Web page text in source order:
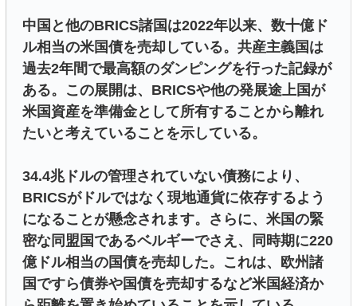
中国と他のBRICS諸国は2022年以来、数十億ド
ル相当の米国債を売却している。共産主義国は
過去2年間で最高額のダンピングを行った記録が
ある。この展開は、BRICSや他の発展途上国が
米国資産を準備金として所有することから離れ
たいと考えていることを示している。
34.4兆ドルの管理されていない債務により、
BRICSがドルではなく現地通貨に依存するよう
になることが懸念されます。さらに、米国の緊
密な同盟国であるベルギーでさえ、同時期に220
億ドル相当の国債を売却した。これは、欧州諸
国ですら債券や国債を売却するなど米国経済か